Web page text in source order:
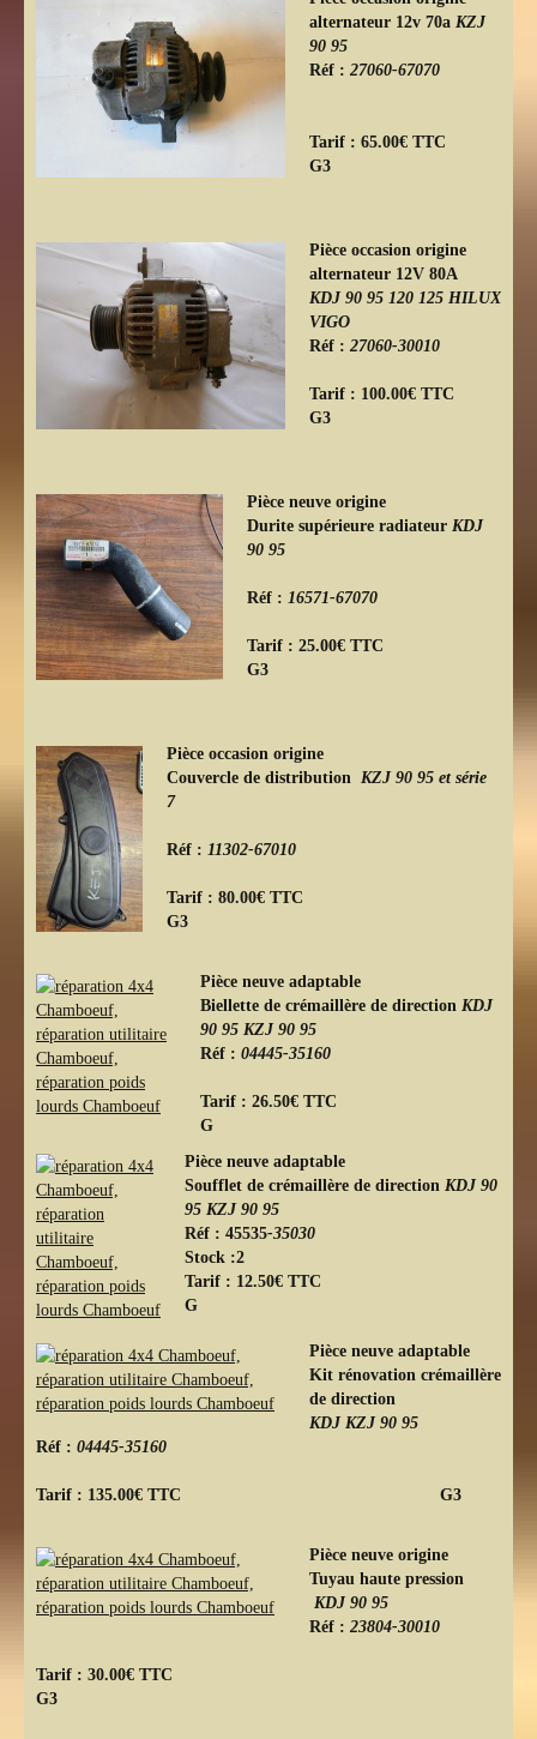
alternateur 12v 70a KZJ
90 95
Réf : 27060-67070
Tarif : 65.00€ TTC
G3
Pièce occasion origine
alternateur 12V 80A
KDJ 90 95 120 125 HILUX
VIGO
Réf : 27060-30010
Tarif : 100.00€ TTC
G3
Pièce neuve origine
Durite supérieure radiateur KDJ
90 95
Réf : 16571-67070
Tarif : 25.00€ TTC
G3
Pièce occasion origine
Couvercle de distribution KZJ 90 95 et série
7
Réf : 11302-67010
Tarif : 80.00€ TTC
G3
Pièce neuve adaptable
Biellette de crémaillère de direction KDJ
90 95 KZJ 90 95
Réf : 04445-35160
Tarif : 26.50€ TTC
G
Pièce neuve adaptable
Soufflet de crémaillère de direction KDJ 90
95 KZJ 90 95
Réf : 45535-35030
Stock :2
Tarif : 12.50€ TTC
G
Pièce neuve adaptable
Kit rénovation crémaillère
de direction
KDJ KZJ 90 95
Réf : 04445-35160
Tarif : 135.00€ TTC G3
Pièce neuve origine
Tuyau haute pression
KDJ 90 95
Réf : 23804-30010
Tarif : 30.00€ TTC
G3